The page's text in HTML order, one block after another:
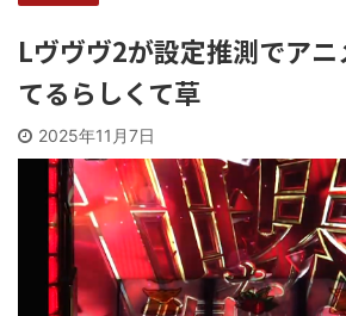
Lヴヴヴ2が設定推測でア
てるらしくて草
2025年11月7日